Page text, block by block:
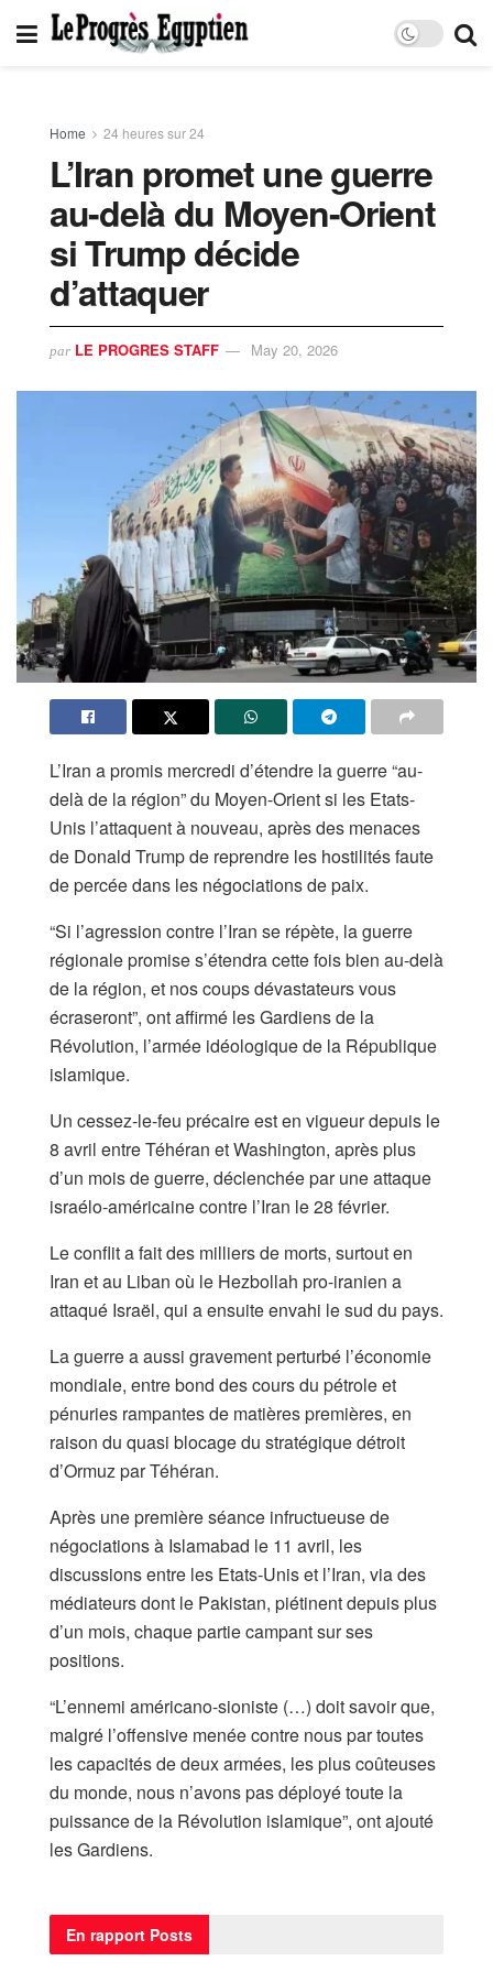
Home 24 heures sur 24
L’Iran promet une guerre
au-delà du Moyen-Orient
si Trump décide
d’attaquer
par LE PROGRES STAFF May 20, 2026
L’Iran a promis mercredi d’étendre la guerre “au-
delà de la région” du Moyen-Orient si les Etats-
Unis l’attaquent à nouveau, après des menaces
de Donald Trump de reprendre les hostilités faute
de percée dans les négociations de paix.
“Si l’agression contre l’Iran se répète, la guerre
régionale promise s’étendra cette fois bien au-delà
de la région, et nos coups dévastateurs vous
écraseront”, ont affirmé les Gardiens de la
Révolution, l’armée idéologique de la République
islamique.
Un cessez-le-feu précaire est en vigueur depuis le
8 avril entre Téhéran et Washington, après plus
d’un mois de guerre, déclenchée par une attaque
israélo-américaine contre l’Iran le 28 février.
Le conflit a fait des milliers de morts, surtout en
Iran et au Liban où le Hezbollah pro-iranien a
attaqué Israël, qui a ensuite envahi le sud du pays.
La guerre a aussi gravement perturbé l’économie
mondiale, entre bond des cours du pétrole et
pénuries rampantes de matières premières, en
raison du quasi blocage du stratégique détroit
d’Ormuz par Téhéran.
Après une première séance infructueuse de
négociations à Islamabad le 11 avril, les
discussions entre les Etats-Unis et l’Iran, via des
médiateurs dont le Pakistan, piétinent depuis plus
d’un mois, chaque partie campant sur ses
positions.
“L’ennemi américano-sioniste (…) doit savoir que,
malgré l’offensive menée contre nous par toutes
les capacités de deux armées, les plus coûteuses
du monde, nous n’avons pas déployé toute la
puissance de la Révolution islamique”, ont ajouté
les Gardiens.
En rapport Posts